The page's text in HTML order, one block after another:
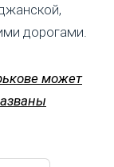
дорогами.
может